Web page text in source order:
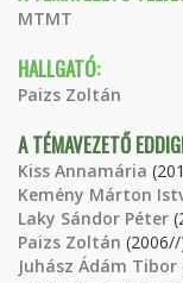
MTMT
HALLGATÓ:
Paizs Zoltán
A TÉMAVEZETŐ
Kiss Annamária
Kemény Márton
Laky Sándor Péter
Paizs Zoltán
Juhász Ádám Tibor